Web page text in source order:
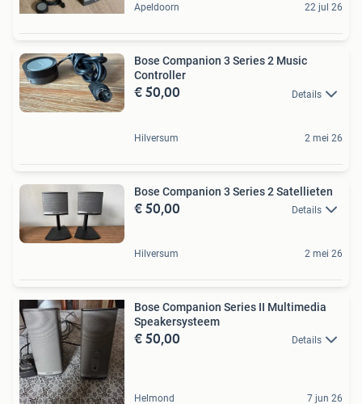
Apeldoorn 22 jul 26
Bose Companion 3 Series 2 Music
Controller
€ 50,00 Details
Hilversum 2 mei 26
Bose Companion 3 Series 2 Satellieten
€ 50,00 Details
Hilversum 2 mei 26
Bose Companion Series II Multimedia
Speakersysteem
€ 50,00 Details
Helmond 7 jun 26